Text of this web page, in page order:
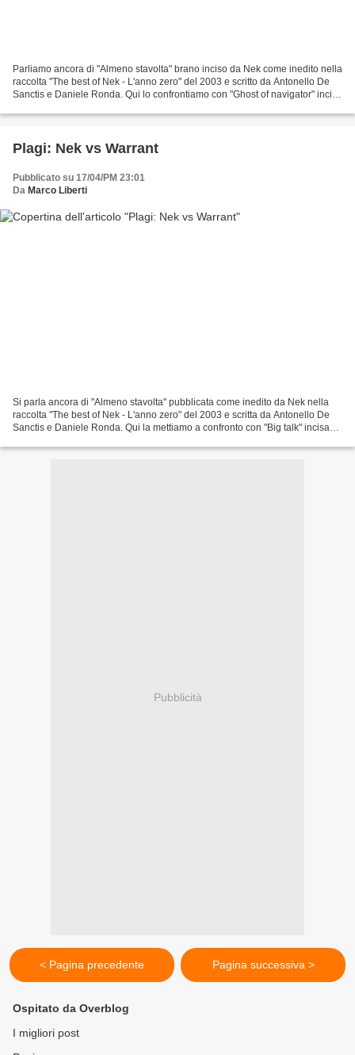
Parliamo ancora di "Almeno stavolta" brano inciso da Nek come inedito nella
raccolta "The best of Nek - L'anno zero" del 2003 e scritto da Antonello De
Sanctis e Daniele Ronda. Qui lo confrontiamo con "Ghost of navigator" incisa
Plagi: Nek vs Warrant
Pubblicato su 17/04/PM 23:01
Da Marco Liberti
Si parla ancora di "Almeno stavolta" pubblicata come inedito da Nek nella
raccolta "The best of Nek - L'anno zero" del 2003 e scritta da Antonello De
Sanctis e Daniele Ronda. Qui la mettiamo a confronto con "Big talk" incisa
Pubblicità
< Pagina precedente Pagina successiva >
Ospitato da Overblog
I migliori post